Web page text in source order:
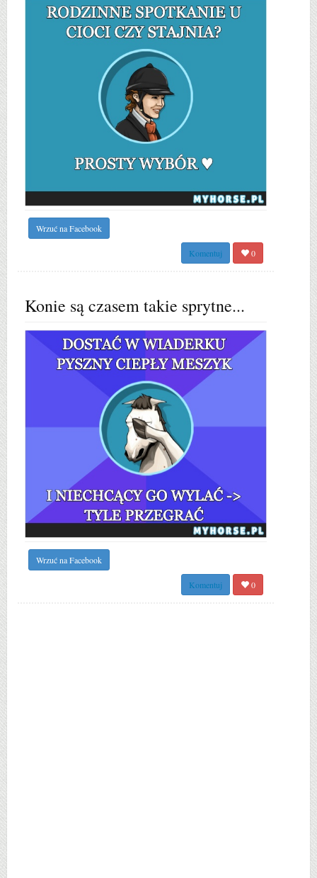
Wrzuć na Facebook
Komentuj 0
Konie są czasem takie sprytne...
Wrzuć na Facebook
Komentuj 0